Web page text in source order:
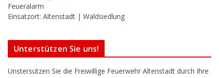
Feueralarm
Einsatzort: Altenstadt | Waldsiedlung
Unterstützen Sie uns!
Unstersützen Sie die Freiwillige Feuerwehr Altenstadt durch Ihre